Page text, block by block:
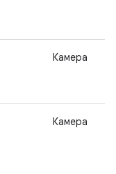
Камера
Камера